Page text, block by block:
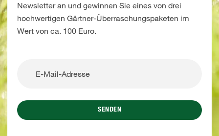
Newsletter an und gewinnen Sie eines von drei
hochwertigen Gärtner-Überraschungspaketen im
Wert von ca. 100 Euro.
SENDEN